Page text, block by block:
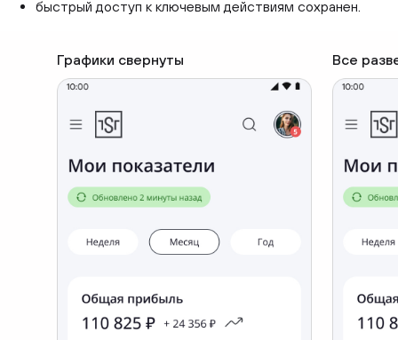
быстрый доступ к ключевым действиям сохранен.
Графики свернуты Все